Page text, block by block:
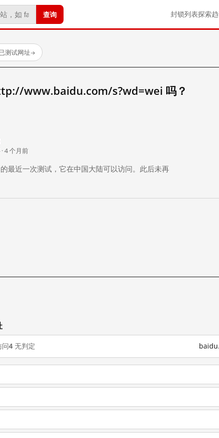
查询 封锁列表探索
测试网址→
www.baidu.com/s?wd=wei 吗？
4 个月前
最近一次测试，它在中国大陆可以访问。此后未再
问4 无判定